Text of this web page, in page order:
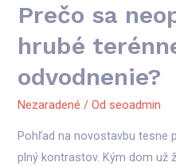
Prečo sa
hrubé
odvodnenie?
Nezaradené / Od seoadmin
Pohľad na novostavbu tesne
plný kontrastov. Kým dom už